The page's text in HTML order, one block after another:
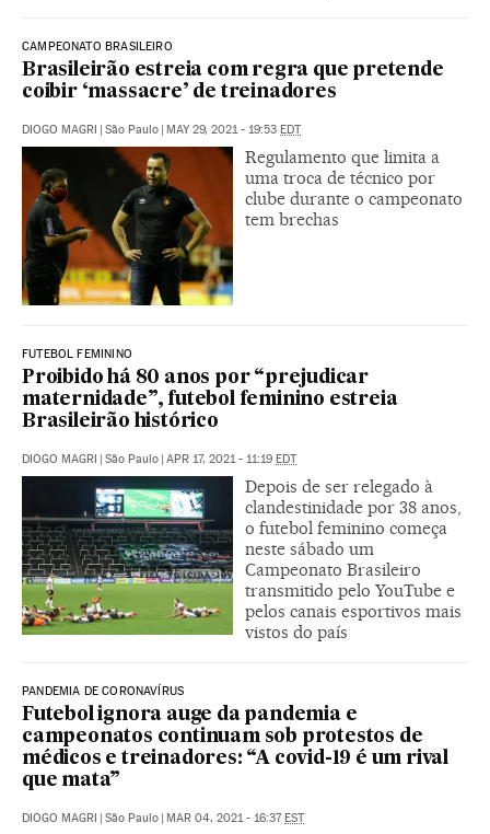
CAMPEONATO BRASILEIRO
Brasileirão estreia com regra que pretende
coibir ‘massacre’ de treinadores
DIOGO MAGRI São Paulo MAY 29, 2021 - 19:53 EDT
Regulamento que limita a
uma troca de técnico por
clube durante o campeonato
tem brechas
FUTEBOL FEMININO
Proibido há 80 anos por “prejudicar
maternidade”, futebol feminino estreia
Brasileirão histórico
DIOGO MAGRI São Paulo APR 17, 2021 - 11:19 EDT
Depois de ser relegado à
clandestinidade por 38 anos,
o futebol feminino começa
neste sábado um
Campeonato Brasileiro
transmitido pelo YouTube e
pelos canais esportivos mais
vistos do país
PANDEMIA DE CORONAVÍRUS
Futebol ignora auge da pandemia e
campeonatos continuam sob protestos de
médicos e treinadores: “A covid-19 é um rival
que mata”
DIOGO MAGRI São Paulo MAR 04, 2021 - 16:37 EST